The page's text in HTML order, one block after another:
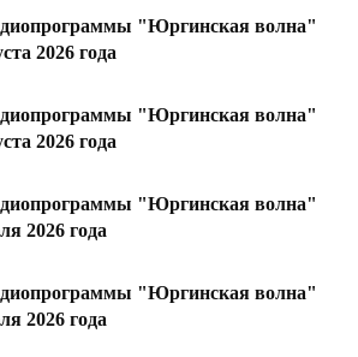
"Юргинская волна"
2026 года
"Юргинская волна"
2026 года
"Юргинская волна"
2026 года
"Юргинская волна"
2026 года